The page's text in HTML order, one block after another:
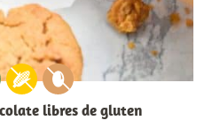
libres de gluten